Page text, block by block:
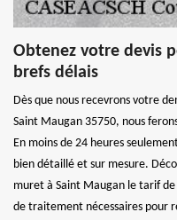
Obtenez votre devis
brefs délais
Dès que nous recevrons votre
Saint Maugan 35750, nous
En moins de 24 heures
bien détaillé et sur mesure.
muret à Saint Maugan le tarif
de traitement nécessaires pour